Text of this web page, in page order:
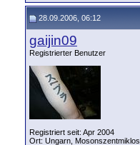
28.09.2006, 06:12
gaijin09
Registrierter Benutzer
Registriert seit: Apr 2004
Ort: Ungarn, Mosonszentmiklos